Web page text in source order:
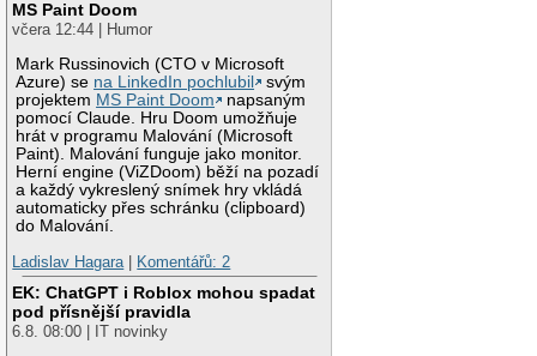
MS Paint Doom
včera 12:44 | Humor
Mark Russinovich (CTO v Microsoft
Azure) se na LinkedIn pochlubil
svým
projektem MS Paint Doom
napsaným
pomocí Claude. Hru Doom umožňuje
hrát v programu Malování (Microsoft
Paint). Malování funguje jako monitor.
Herní engine (ViZDoom) běží na pozadí
a každý vykreslený snímek hry vkládá
automaticky přes schránku (clipboard)
do Malování.
Ladislav Hagara
Komentářů: 2
EK: ChatGPT i Roblox mohou spadat
pod přísnější pravidla
6.8. 08:00 | IT novinky